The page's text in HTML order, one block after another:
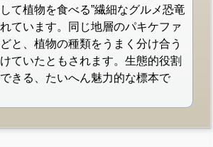
て植物を食べる”繊細なグルメ恐竜
ています。同じ地層のパキケファ
と、植物の種類をうまく分け合う
ていたともされます。生態的役割
きる、たいへん魅力的な標本で